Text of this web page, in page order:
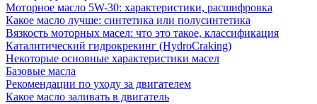
Моторное масло 5W-30: характеристики, расшифровка
Какое масло лучше: синтетика или полусинтетика
Вязкость моторных масел: что это такое, классификация
Каталитический гидрокрекинг (НydroСraking)
Некоторые основные характеристики масел
Базовые масла
Рекомендации по уходу за двигателем
Какое масло заливать в двигатель